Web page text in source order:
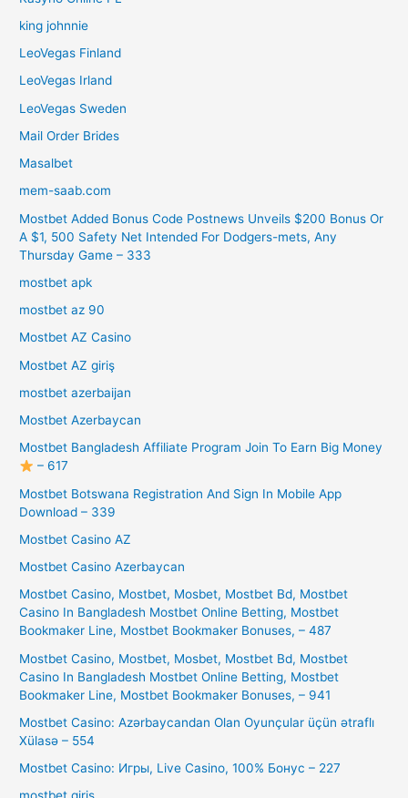
king johnnie
LeoVegas Finland
LeoVegas Irland
LeoVegas Sweden
Mail Order Brides
Masalbet
mem-saab.com
Mostbet Added Bonus Code Postnews Unveils $200 Bonus Or
A $1, 500 Safety Net Intended For Dodgers-mets, Any
Thursday Game – 333
mostbet apk
mostbet az 90
Mostbet AZ Casino
Mostbet AZ giriş
mostbet azerbaijan
Mostbet Azerbaycan
Mostbet Bangladesh Affiliate Program Join To Earn Big Money
– 617
Mostbet Botswana Registration And Sign In Mobile App
Download – 339
Mostbet Casino AZ
Mostbet Casino Azerbaycan
Mostbet Casino, Mostbet, Mosbet, Mostbet Bd, Mostbet
Casino In Bangladesh Mostbet Online Betting, Mostbet
Bookmaker Line, Mostbet Bookmaker Bonuses, – 487
Mostbet Casino, Mostbet, Mosbet, Mostbet Bd, Mostbet
Casino In Bangladesh Mostbet Online Betting, Mostbet
Bookmaker Line, Mostbet Bookmaker Bonuses, – 941
Mostbet Casino: Azərbaycandan Olan Oyunçular üçün ətraflı
Xülasə – 554
Mostbet Casino: Игры, Live Casino, 100% Бонус – 227